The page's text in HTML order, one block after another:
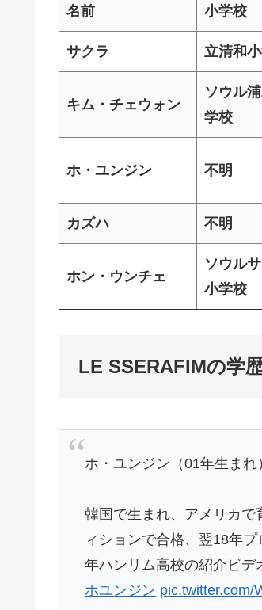
名前 小学校
サクラ 立清和
キム・チェウォン
ソウル
学校
ホ・ユンジン 不明
カズハ 不明
ホン・ウンチェ
ソウル
小学校
LE SSERAFIMの学
ホ・ユンジン（01年生まれ
韓国で生まれ、アメリカ
ィションで合格、翌18年
年ハンリム高校の紹介ビ
ホユンジン pic.twitter.com/